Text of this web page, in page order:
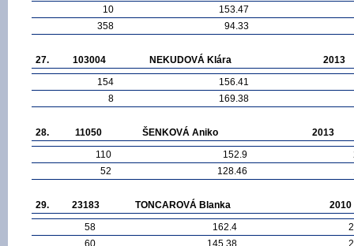
10
153.47
358
94.33
27. 103004 NEKUDOVÁ Klára
2013
154
156.41
8
169.38
28. 11050 ŠENKOVÁ Aniko
2013
110
152.9
52
128.46
29. 23183 TONCAROVÁ Blanka
2010
58
162.4
60
145.38